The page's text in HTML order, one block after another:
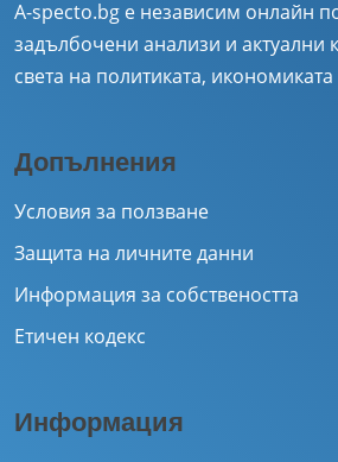
A-specto.bg е независим онлайн
задълбочени анализи и актуални
света на политиката,
Допълнения
Условия за ползване
Защита на личните данни
Информация за собствеността
Етичен кодекс
Информация